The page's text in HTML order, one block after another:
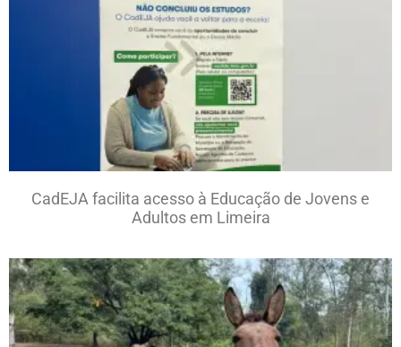
CadEJA facilita acesso à Educação de Jovens e
Adultos em Limeira